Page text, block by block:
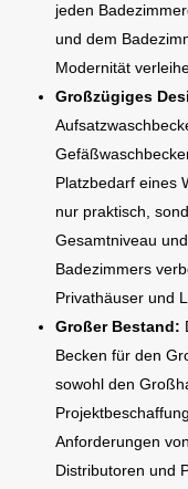
jeden
und dem
Modernität
Großzügiges
Platzbedarf eines
nur praktisch,
Gesamtniveau
Badezimmers
Privathäuser und
Großer Bestand:
Becken für den
sowohl den
Anforderungen
Distributoren und